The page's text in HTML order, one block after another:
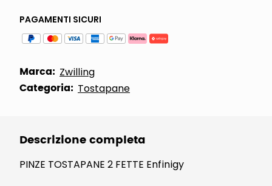
PAGAMENTI SICURI
Marca: Zwilling
Categoria: Tostapane
Descrizione completa
PINZE TOSTAPANE 2 FETTE Enfinigy